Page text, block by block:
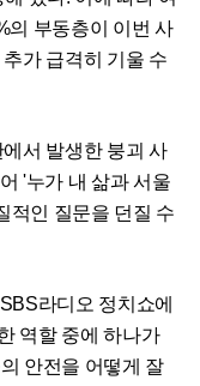
의 부동층이 이번 사
가 급격히 기울 수
서 발생한 붕괴 사
'누가 내 삶과 서울
적인 질문을 던질 수
라디오 정치쇼에
역할 중에 하나가
안전을 어떻게 잘